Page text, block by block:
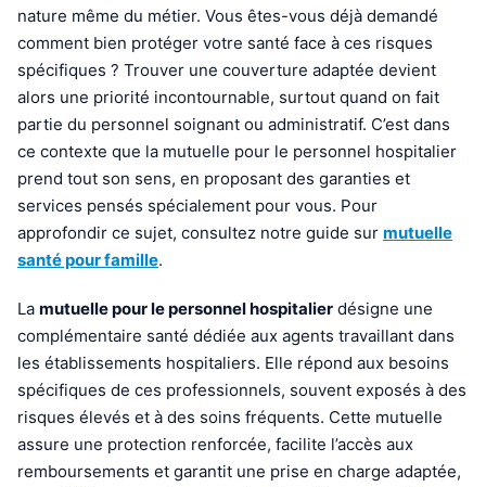
nature même du métier. Vous êtes-vous déjà demandé
comment bien protéger votre santé face à ces risques
spécifiques ? Trouver une couverture adaptée devient
alors une priorité incontournable, surtout quand on fait
partie du personnel soignant ou administratif. C’est dans
ce contexte que la mutuelle pour le personnel hospitalier
prend tout son sens, en proposant des garanties et
services pensés spécialement pour vous. Pour
approfondir ce sujet, consultez notre guide sur mutuelle
santé pour famille.
La mutuelle pour le personnel hospitalier désigne une
complémentaire santé dédiée aux agents travaillant dans
les établissements hospitaliers. Elle répond aux besoins
spécifiques de ces professionnels, souvent exposés à des
risques élevés et à des soins fréquents. Cette mutuelle
assure une protection renforcée, facilite l’accès aux
remboursements et garantit une prise en charge adaptée,